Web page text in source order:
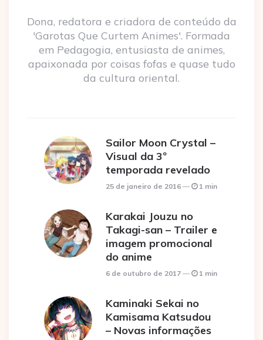
Dona, redatora e criadora de conteúdo da
'Garotas Que Curtem Animes'. Formada
em Pedagogia, entusiasta de animes,
apaixonada por coisas fofas e quase tudo
da cultura oriental.
Sailor Moon Crystal –
Visual da 3º
temporada revelado
25 de janeiro de 2016 1 min
Karakai Jouzu no
Takagi-san – Trailer e
imagem promocional
do anime
6 de outubro de 2017 1 min
Kaminaki Sekai no
Kamisama Katsudou
– Novas informações